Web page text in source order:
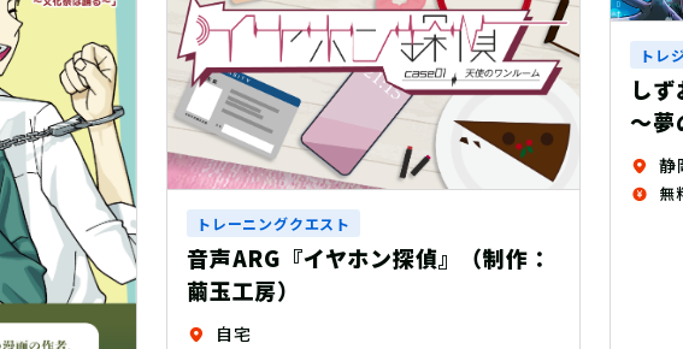
トレーニングクエスト
音声ARG『イヤホン探偵』（制作：
繭玉工房）
自宅
トレジャークエスト リアル宝
しずおかトレジャーハ
～夢の依頼と不思議な
静岡県
無料